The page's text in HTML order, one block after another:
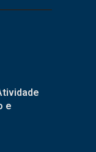
e